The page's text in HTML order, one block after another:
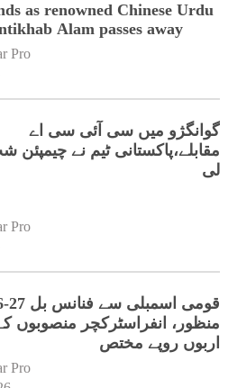
as renowned Chinese Urdu
Alam passes away
Pro
گوانگژو میں سی آئی سی اے
مقابلے،پاکستانی ٹیم نے
لی
Pro
منظور، انفراسٹرکچر منصوبوں
اربوں روپے مختص
Pro